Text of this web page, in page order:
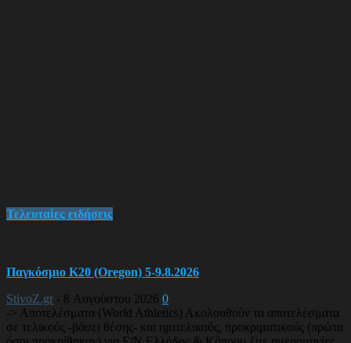
Τελευταίες ειδήσεις
Παγκόσμιο Κ20 (Oregon) 5-9.8.2026
StivoZ.gr - 8 Αυγούστου 2026 0
-> Αποτελέσματα (World Athletics) Ακολουθούν τα αποτελέσματα
σε τελικούς -βάσει θέσης- και ημιτελικούς, προκριματικούς (πρώτα